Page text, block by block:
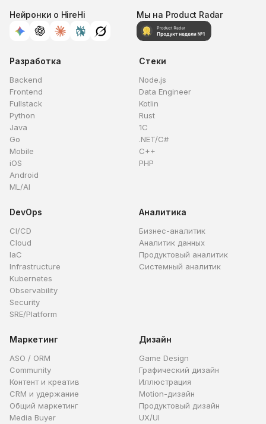
Нейронки о HireHi Мы на Product Radar
Разработка
Backend
Frontend
Fullstack
Python
Java
Go
Mobile
iOS
Android
ML/AI
Стеки
Node.js
Data Engineer
Kotlin
Rust
1C
.NET/C#
C++
PHP
DevOps
CI/CD
Cloud
IaC
Infrastructure
Kubernetes
Observability
Security
SRE/Platform
Аналитика
Бизнес-аналитик
Аналитик данных
Продуктовый аналитик
Системный аналитик
Маркетинг
ASO / ORM
Community
Контент и креатив
CRM и удержание
Общий маркетинг
Media Buyer
Дизайн
Game Design
Графический дизайн
Иллюстрация
Motion-дизайн
Продуктовый дизайн
UX/UI